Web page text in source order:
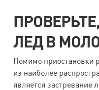
ЛЕД В
Помимо приостановки
из наиболее
является